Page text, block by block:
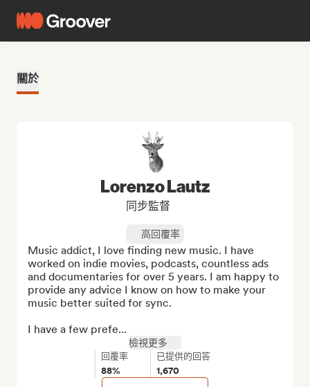
關於
Lorenzo Lautz
同步監督
高回覆率
Music addict, I love finding new music. I have
worked on indie movies, podcasts, countless ads
and documentaries for over 5 years. I am happy to
provide any advice I know on how to make your
music better suited for sync.
I have a few prefe...
檢視更多
回覆率
88%
已提供的回答
1,670